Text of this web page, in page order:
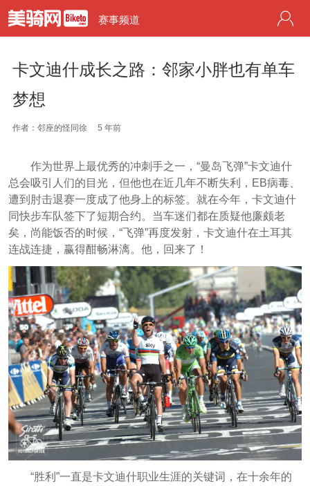
赛事频道
卡文迪什成长之路：邻家小胖也有单车
梦想
作者：邻座的怪同徐 5 年前
作为世界上最优秀的冲刺手之一，“曼岛飞弹”卡文迪什
总会吸引人们的目光，但他也在近几年不断失利，EB病毒、
遭到肘击退赛一度成了他身上的标签。就在今年，卡文迪什
同快步车队签下了短期合约。当车迷们都在质疑他廉颇老
矣，尚能饭否的时候，“飞弹”再度发射，卡文迪什在土耳其
连战连捷，赢得酣畅淋漓。他，回来了！
“胜利”一直是卡文迪什职业生涯的关键词，在十余年的